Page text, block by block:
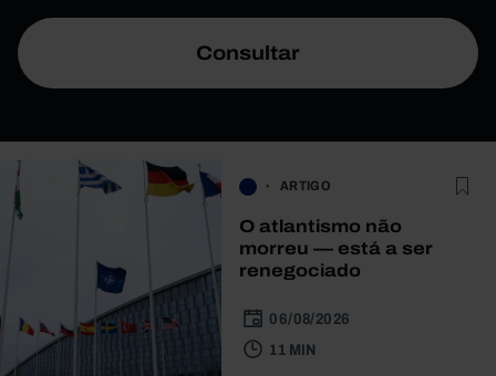
Consultar
ARTIGO
O atlantismo não
morreu — está a ser
renegociado
06/08/2026
11 MIN